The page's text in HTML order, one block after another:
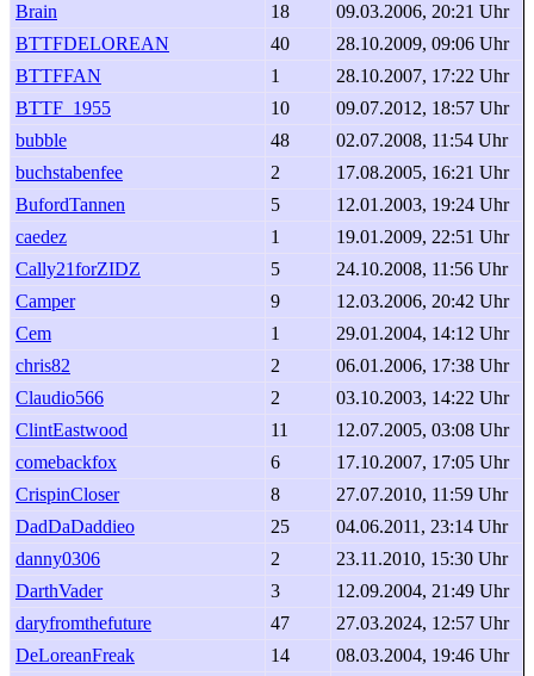
Brain
18
09.03.2006, 20:21 Uhr
BTTFDELOREAN
40
28.10.2009, 09:06 Uhr
BTTFFAN
1
28.10.2007, 17:22 Uhr
BTTF_1955
10
09.07.2012, 18:57 Uhr
bubble
48
02.07.2008, 11:54 Uhr
buchstabenfee
2
17.08.2005, 16:21 Uhr
BufordTannen
5
12.01.2003, 19:24 Uhr
caedez
1
19.01.2009, 22:51 Uhr
Cally21forZIDZ
5
24.10.2008, 11:56 Uhr
Camper
9
12.03.2006, 20:42 Uhr
Cem
1
29.01.2004, 14:12 Uhr
chris82
2
06.01.2006, 17:38 Uhr
Claudio566
2
03.10.2003, 14:22 Uhr
ClintEastwood
11
12.07.2005, 03:08 Uhr
comebackfox
6
17.10.2007, 17:05 Uhr
CrispinCloser
8
27.07.2010, 11:59 Uhr
DadDaDaddieo
25
04.06.2011, 23:14 Uhr
danny0306
2
23.11.2010, 15:30 Uhr
DarthVader
3
12.09.2004, 21:49 Uhr
daryfromthefuture
47
27.03.2024, 12:57 Uhr
DeLoreanFreak
14
08.03.2004, 19:46 Uhr